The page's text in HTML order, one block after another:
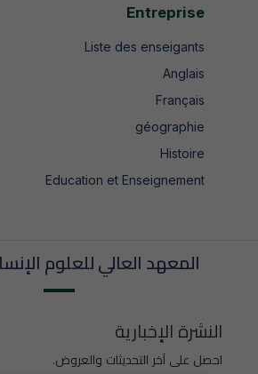
Entreprise
Liste des enseigants
Anglais
Français
géographie
Histoire
Education et Enseignement
المعهد العالي للعلوم
النشرة الإخبارية
احصل على آخر التحديثات والعروض.